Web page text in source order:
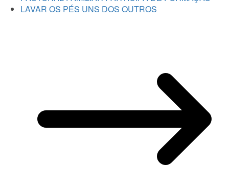
LAVAR OS PÉS UNS DOS OUTROS